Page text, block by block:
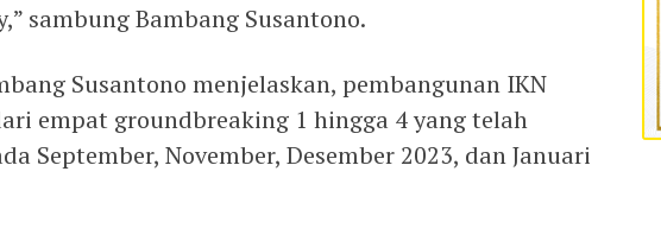
sambung Bambang Susantono.
Susantono menjelaskan, pembangunan IKN
empat groundbreaking 1 hingga 4 yang telah
September, November, Desember 2023, dan Januari